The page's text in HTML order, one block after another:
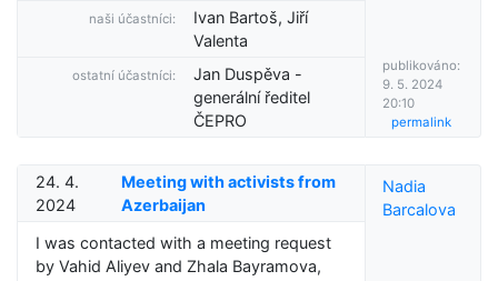
naši účastníci:
Ivan Bartoš, Jiří
Valenta
ostatní účastníci:
Jan Duspěva -
generální ředitel
ČEPRO
publikováno:
9. 5. 2024
20:10
permalink
24. 4.
2024
Meeting with activists from
Azerbaijan
I was contacted with a meeting request
by Vahid Aliyev and Zhala Bayramova,
Nadia
Barcalova